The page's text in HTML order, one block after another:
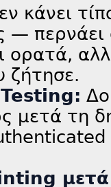
κάνει
—
ορατά,
ζήτησε.
μετά τη